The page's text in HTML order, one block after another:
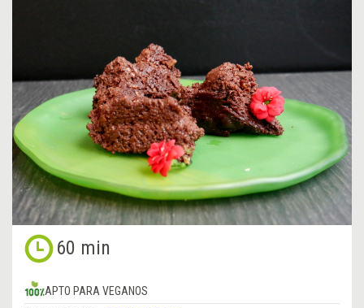
60 min
APTO PARA VEGANOS